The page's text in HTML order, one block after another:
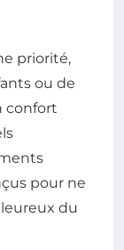
priorité,
ou de
confort
pour ne
du